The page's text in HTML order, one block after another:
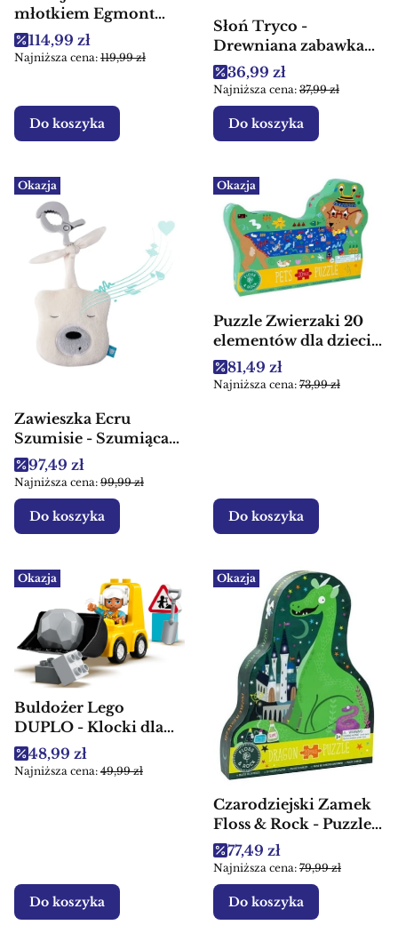
młotkiem Egmont
Toys - Drewniana
zabawka edukacyjna
Cena promocyjna
114,99 zł
Najniższa cena: 119,99 zł
Do koszyka
Słoń Tryco -
Drewniana zabawka
do ciągnięcia
Cena promocyjna
36,99 zł
Najniższa cena: 37,99 zł
Do koszyka
Okazja
Zawieszka Ecru
Szumisie - Szumiąca
przytulanka dla dzieci
Cena promocyjna
97,49 zł
Najniższa cena: 99,99 zł
Do koszyka
Okazja
Puzzle Zwierzaki 20
elementów dla dzieci
3+Cena promocyjna
81,49 zł
Najniższa cena: 73,99 zł
Do koszyka
Okazja
Buldożer Lego
DUPLO - Klocki dla
dzieci
Cena promocyjna
48,99 zł
Najniższa cena: 49,99 zł
Do koszyka
Okazja
Czarodziejski Zamek
Floss & Rock - Puzzle
dla dzieci
Cena promocyjna
77,49 zł
Najniższa cena: 79,99 zł
Do koszyka